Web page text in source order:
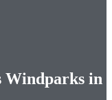
Windparks in